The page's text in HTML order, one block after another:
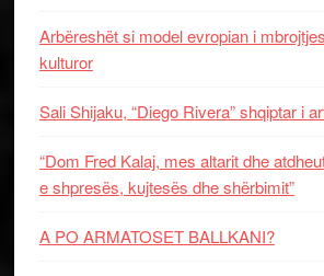
Arbëreshët si model evropian i
kulturor
Sali Shijaku, “Diego Rivera” shqiptar i
“Dom Fred Kalaj, mes altarit dhe
e shpresës, kujtesës dhe shërbimit”
A PO ARMATOSET BALLKANI?